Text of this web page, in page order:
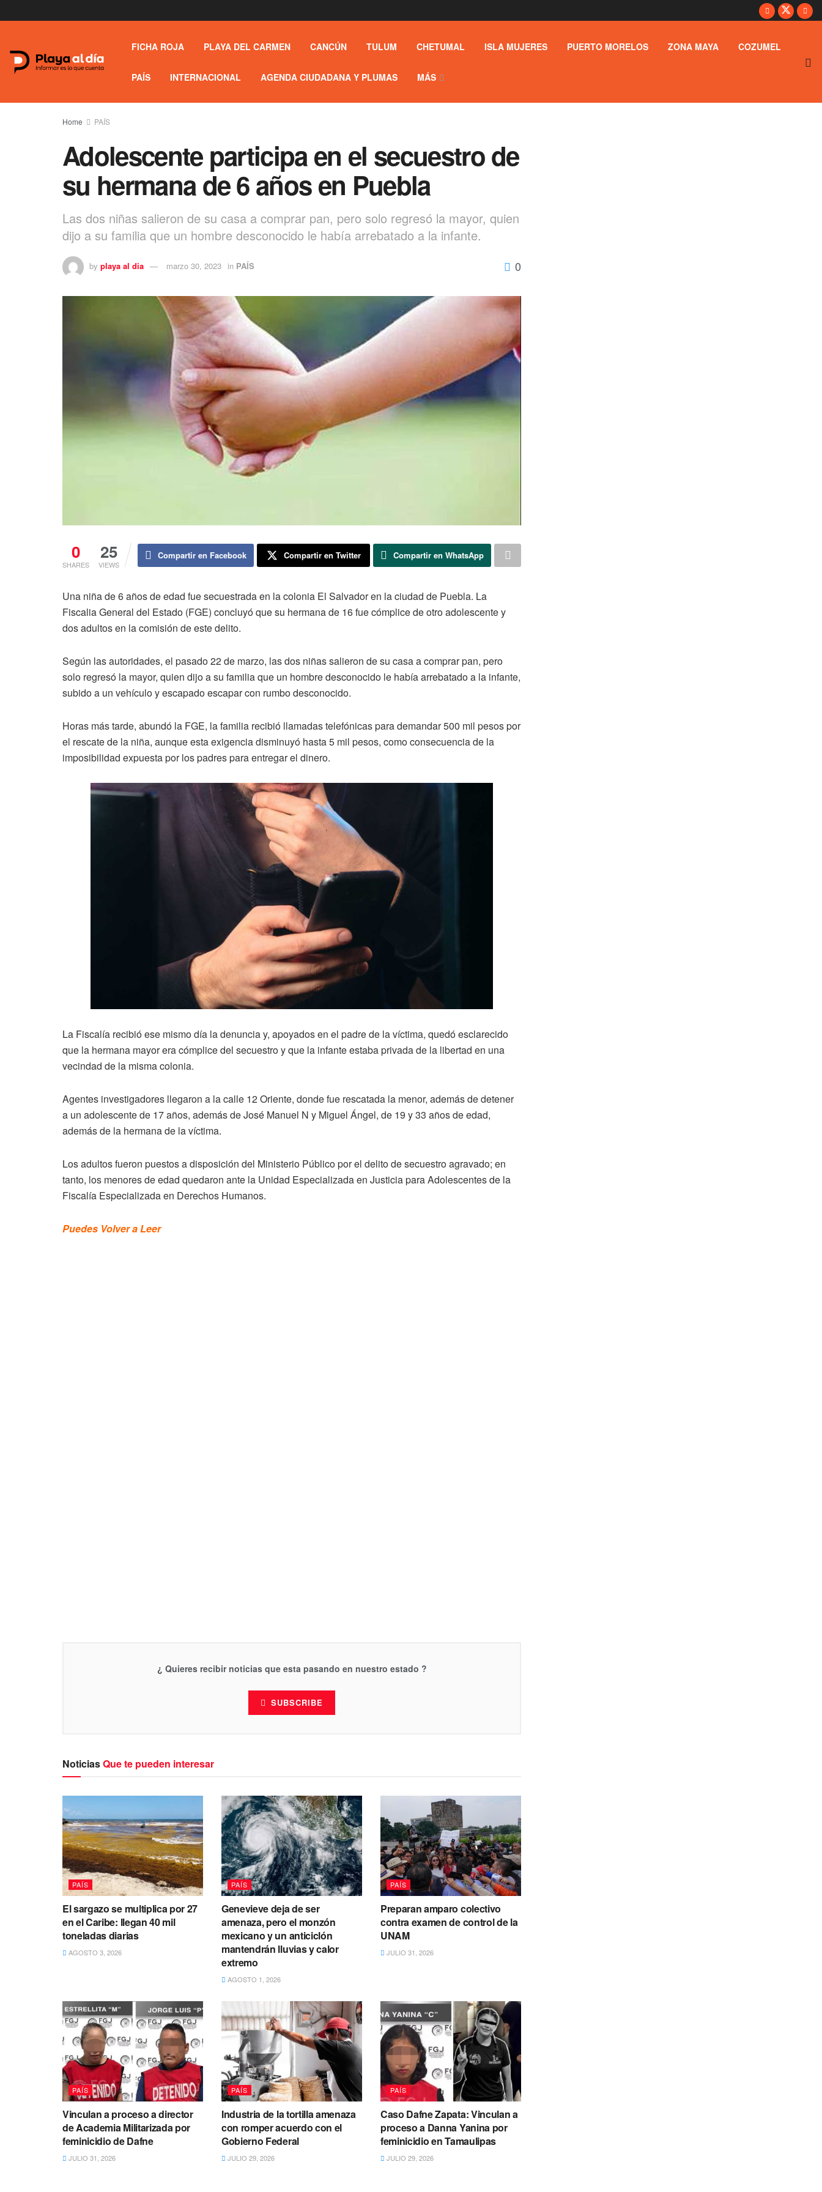
FICHA ROJA PLAYA DEL CARMEN CANCÚN TULUM CHETUMAL ISLA MUJERES PUERTO MORELOS ZONA MAYA COZUMEL
PAÍS INTERNACIONAL AGENDA CIUDADANA Y PLUMAS MÁS
Home PAÍS
Adolescente participa en el secuestro de
su hermana de 6 años en Puebla
Las dos niñas salieron de su casa a comprar pan, pero solo regresó la mayor, quien
dijo a su familia que un hombre desconocido le había arrebatado a la infante.
by playa al dia marzo 30, 2023 in PAÍS 0
0
SHARES
25
VIEWS
Compartir en Facebook Compartir en Twitter Compartir en WhatsApp
Una niña de 6 años de edad fue secuestrada en la colonia El Salvador en la ciudad de Puebla. La
Fiscalia General del Estado (FGE) concluyó que su hermana de 16 fue cómplice de otro adolescente y
dos adultos en la comisión de este delito.
Según las autoridades, el pasado 22 de marzo, las dos niñas salieron de su casa a comprar pan, pero
solo regresó la mayor, quien dijo a su familia que un hombre desconocido le había arrebatado a la infante,
subido a un vehículo y escapado escapar con rumbo desconocido.
Horas más tarde, abundó la FGE, la familia recibió llamadas telefónicas para demandar 500 mil pesos por
el rescate de la niña, aunque esta exigencia disminuyó hasta 5 mil pesos, como consecuencia de la
imposibilidad expuesta por los padres para entregar el dinero.
La Fiscalía recibió ese mismo día la denuncia y, apoyados en el padre de la víctima, quedó esclarecido
que la hermana mayor era cómplice del secuestro y que la infante estaba privada de la libertad en una
vecindad de la misma colonia.
Agentes investigadores llegaron a la calle 12 Oriente, donde fue rescatada la menor, además de detener
a un adolescente de 17 años, además de José Manuel N y Miguel Ángel, de 19 y 33 años de edad,
además de la hermana de la víctima.
Los adultos fueron puestos a disposición del Ministerio Público por el delito de secuestro agravado; en
tanto, los menores de edad quedaron ante la Unidad Especializada en Justicia para Adolescentes de la
Fiscalía Especializada en Derechos Humanos.
Puedes Volver a Leer
¿ Quieres recibir noticias que esta pasando en nuestro estado ?
SUBSCRIBE
NoticiasQue te pueden interesar
PAÍS
El sargazo se multiplica por 27
en el Caribe: llegan 40 mil
toneladas diarias
AGOSTO 3, 2026
PAÍS
Genevieve deja de ser
amenaza, pero el monzón
mexicano y un anticiclón
mantendrán lluvias y calor
extremo
AGOSTO 1, 2026
PAÍS
Preparan amparo colectivo
contra examen de control de la
UNAM
JULIO 31, 2026
PAÍS
Vinculan a proceso a director
de Academia Militarizada por
feminicidio de Dafne
JULIO 31, 2026
PAÍS
Industria de la tortilla amenaza
con romper acuerdo con el
Gobierno Federal
JULIO 29, 2026
PAÍS
Caso Dafne Zapata: Vinculan a
proceso a Danna Yanina por
feminicidio en Tamaulipas
JULIO 29, 2026